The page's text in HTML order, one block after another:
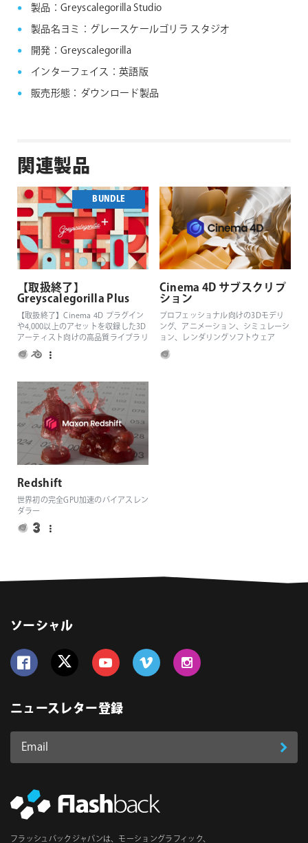
Greyscalegorilla Studioのインストーラーをダウンロ
ードし、インストーラーを実行してください。
Windowsではセットアップファイルを実行し、手順に
従ってインストールを完了します。
Unreal Engine 専用 Connector Plugin のイン
Unreal Engine 専用 Connector Plugin のイン
ル方法
製品：Greyscalegorilla Studio
製品名ヨミ：グレースケールゴリラ スタジオ
開発：Greyscalegorilla
インターフェイス：英語版
販売形態：ダウンロード製品
関連製品
BUNDLE
【取扱終了】
Greyscalegorilla Plus
【取扱終了】Cinema 4D プラグイン
や4,000以上のアセットを収録した3D
アーティスト向けの高品質ライブラリ
Cinema 4D サブスクリプ
ション
プロフェッショナル向けの3Dモデリ
ング、アニメーション、シミュレーシ
ョン、レンダリングソフトウェア
Redshift
世界初の完全GPU加速のバイアスレン
ダラー
ソーシャル
ニュースレター登録
Email
ス
必
登
フラッシュバックジャパンは、モーショングラフィック、